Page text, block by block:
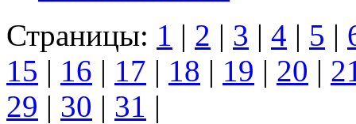
Страницы: 1 | 2 | 3 | 4 | 5 |
15 | 16 | 17 | 18 | 19 | 20 |
29 | 30 | 31 |